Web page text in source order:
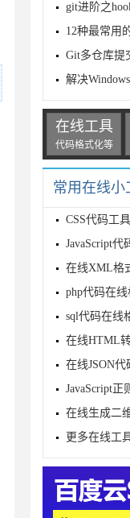
git进阶之
解决
在线工具
代码格式化等
常用在线小
CSS代码工具
JavaScript代
在线XML格
php代码在
sql代码在线
在线HTML
在线JSON
JavaScript正
在线生成二
更多在线工